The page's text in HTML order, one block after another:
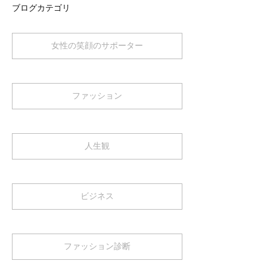
ブログカテゴリ
女性の笑顔のサポーター
ファッション
人生観
ビジネス
ファッション診断